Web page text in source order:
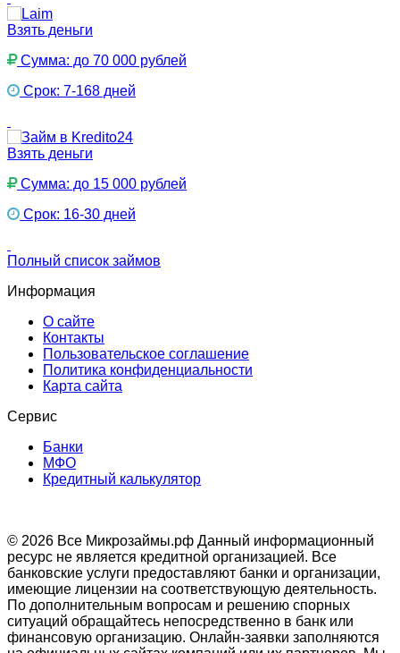
Взять деньги
Сумма: до 70 000 рублей
Срок: 7-168 дней
Взять деньги
Сумма: до 15 000 рублей
Срок: 16-30 дней
Полный список займов
Информация
О сайте
Контакты
Пользовательское соглашение
Политика конфиденциальности
Карта сайта
Сервис
Банки
МФО
Кредитный калькулятор
© 2026 Все Микрозаймы.рф Данный информационный
ресурс не является кредитной организацией. Все
банковские услуги предоставляют банки и организации,
имеющие лицензии на соответствующую деятельность.
По дополнительным вопросам и решению спорных
ситуаций обращайтесь непосредственно в банк или
финансовую организацию. Онлайн-заявки заполняются